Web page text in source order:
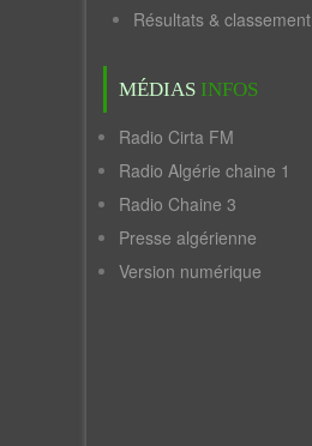
Résultats & classement
MÉDIAS INFOS
Radio Cirta FM
Radio Algérie chaine 1
Radio Chaine 3
Presse algérienne
Version numérique